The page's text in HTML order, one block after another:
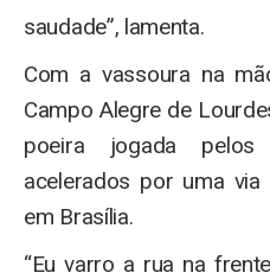
saudade”, lamenta.
Com a vassoura na
Campo Alegre de
poeira jogada
acelerados por uma
em Brasília.
“Eu varro a rua na